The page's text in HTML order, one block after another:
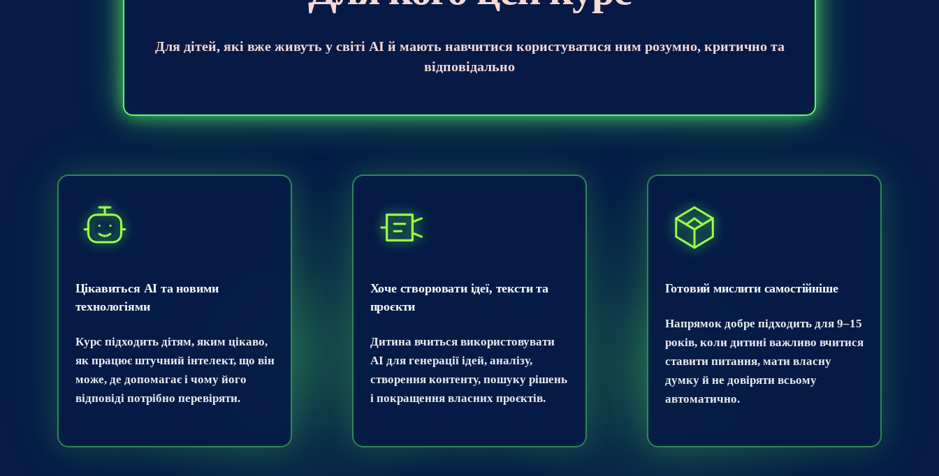
Для дітей, які вже живуть у світі AI й мають навчитися користуватися ним розумно, критично та
відповідально
Цікавиться AI та новими
технологіями
Курс підходить дітям, яким цікаво,
як працює штучний інтелект, що він
може, де допомагає і чому його
відповіді потрібно перевіряти.
Хоче створювати ідеї, тексти та
проєкти
Дитина вчиться використовувати
AI для генерації ідей, аналізу,
створення контенту, пошуку рішень
і покращення власних проєктів.
Готовий мислити самостійніше
Напрямок добре підходить для 9–15
років, коли дитині важливо вчитися
ставити питання, мати власну
думку й не довіряти всьому
автоматично.